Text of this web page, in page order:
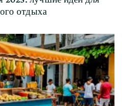
отдыха